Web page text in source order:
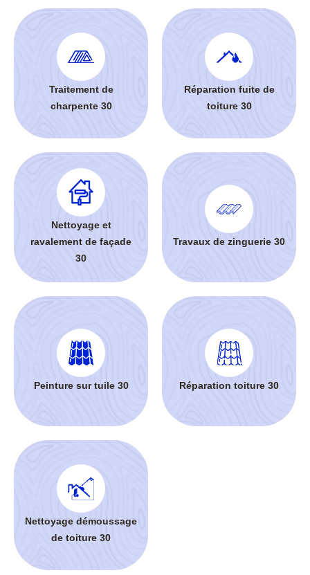
Traitement de
charpente 30
Réparation fuite de
toiture 30
Nettoyage et
ravalement de façade
30
Travaux de zinguerie 30
Peinture sur tuile 30 Réparation toiture 30
Nettoyage démoussage
de toiture 30